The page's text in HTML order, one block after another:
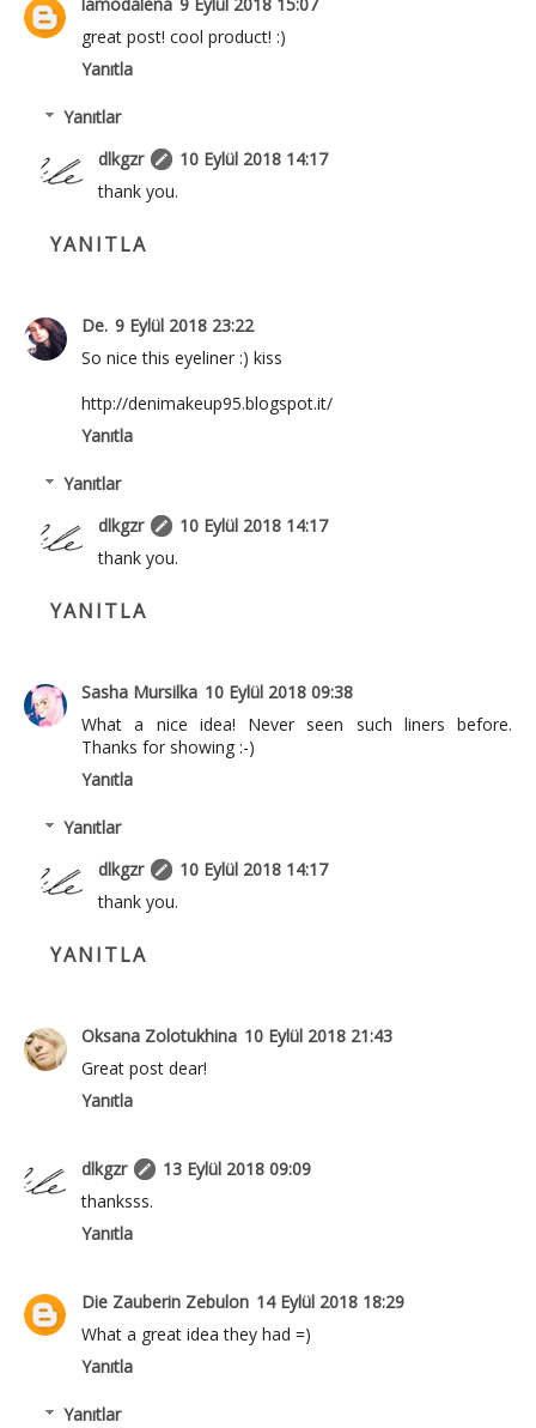
lamodalena 9 Eylül 2018 15:07
great post! cool product! :)
Yanıtla
Yanıtlar
dlkgzr
10 Eylül 2018 14:17
thank you.
YANITLA
De. 9 Eylül 2018 23:22
So nice this eyeliner :) kiss
http://denimakeup95.blogspot.it/
Yanıtla
Yanıtlar
dlkgzr
10 Eylül 2018 14:17
thank you.
YANITLA
Sasha Mursilka 10 Eylül 2018 09:38
What a nice idea! Never seen such liners before.
Thanks for showing :-)
Yanıtla
Yanıtlar
dlkgzr
10 Eylül 2018 14:17
thank you.
YANITLA
Oksana Zolotukhina 10 Eylül 2018 21:43
Great post dear!
Yanıtla
dlkgzr
13 Eylül 2018 09:09
thanksss.
Yanıtla
Die Zauberin Zebulon 14 Eylül 2018 18:29
What a great idea they had =)
Yanıtla
Yanıtlar